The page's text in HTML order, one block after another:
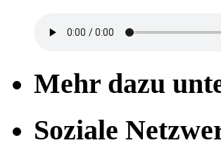
Mehr dazu
Soziale